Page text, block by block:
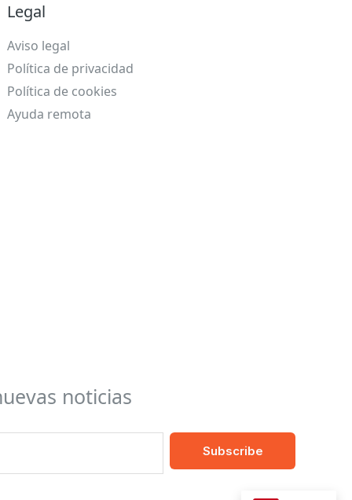
Legal
Aviso legal
Política de privacidad
Política de cookies
Ayuda remota
noticias
Subscribe